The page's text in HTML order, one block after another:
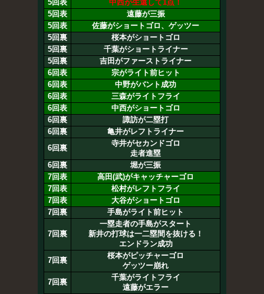
5回表
中西が生還して1点！
5回表
遠藤が三振
5回表
佐藤がショートゴロ、ゲッツー
5回裏
桜本がショートゴロ
5回裏
千葉がショートライナー
5回裏
吉田がファーストライナー
6回表
宗がライト前ヒット
6回表
中野がバント成功
6回表
三森がライトフライ
6回表
中西がショートゴロ
6回裏
諏訪が二塁打
6回裏
亀井がレフトライナー
6回裏
寺井がセカンドゴロ
走者進塁
6回裏
堀が三振
7回表
高田(武)がキャッチャーゴロ
7回表
松村がレフトフライ
7回表
大谷がショートゴロ
7回裏
手島がライト前ヒット
7回裏
一塁走者の手島がスタート
新井の打球は一二塁間を抜ける！
エンドラン成功
7回裏
桜本がピッチャーゴロ
ゲッツー崩れ
7回裏
千葉がライトフライ
遠藤がエラー